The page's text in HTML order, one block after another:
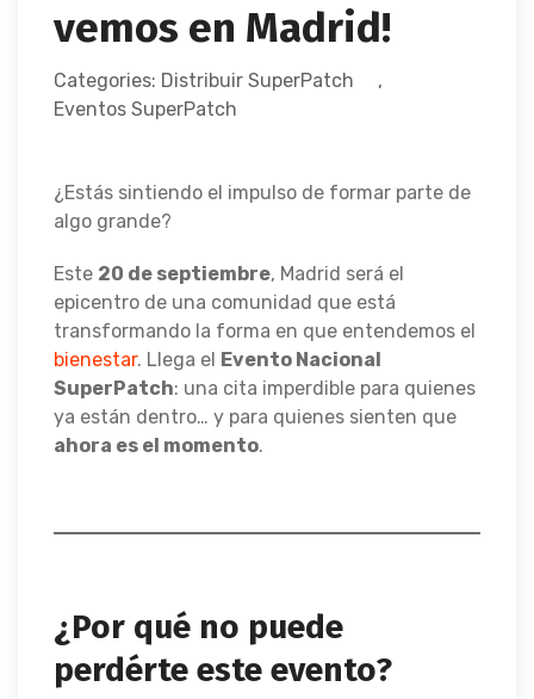
vemos en Madrid!
Categories: Distribuir SuperPatch
,
Eventos SuperPatch
¿Estás sintiendo el impulso de formar parte de
algo grande?
Este 20 de septiembre, Madrid será el
epicentro de una comunidad que está
transformando la forma en que entendemos el
bienestar. Llega el Evento Nacional
SuperPatch: una cita imperdible para quienes
ya están dentro… y para quienes sienten que
ahora es el momento.
¿Por qué no puede
perdérte este evento?